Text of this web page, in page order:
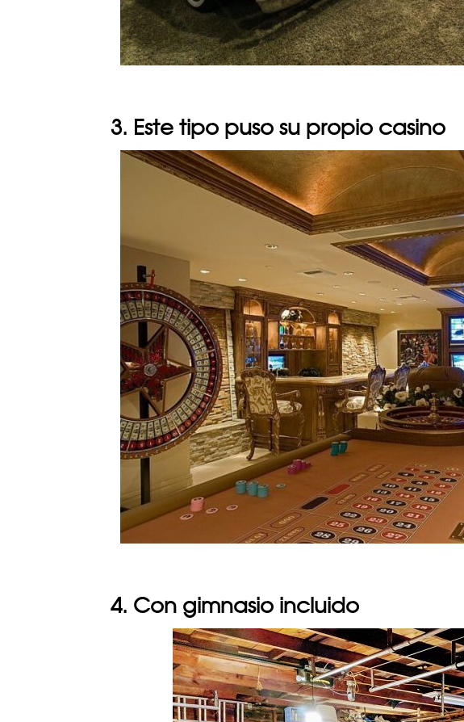
3. Este tipo puso su propio casino
4. Con gimnasio incluido